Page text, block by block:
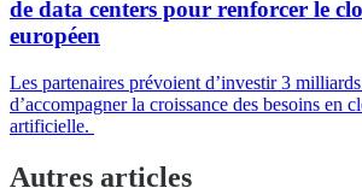
de data centers pour renforcer le
européen
Les partenaires prévoient d’investir 3
d’accompagner la croissance des besoins en
artificielle.
Autres articles